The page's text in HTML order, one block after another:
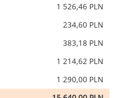
1 526,46 PLN
234,60 PLN
383,18 PLN
1 214,62 PLN
1 290,00 PLN